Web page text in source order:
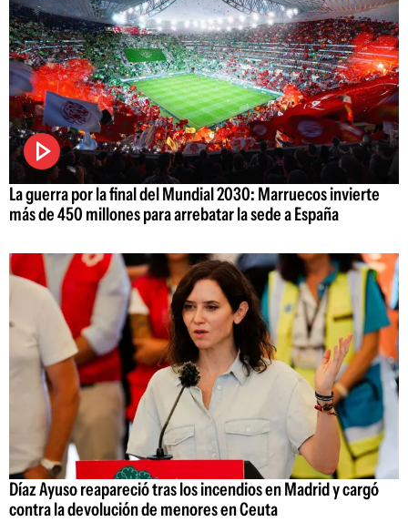
La guerra por la final del Mundial 2030: Marruecos invierte
más de 450 millones para arrebatar la sede a España
Díaz Ayuso reapareció tras los incendios en Madrid y cargó
contra la devolución de menores en Ceuta